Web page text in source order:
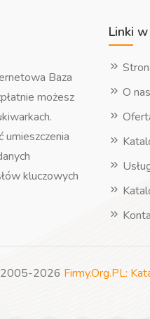
Baza
możesz
kluczowych
Linki
O nas
2026 Firmy.Org.PL: